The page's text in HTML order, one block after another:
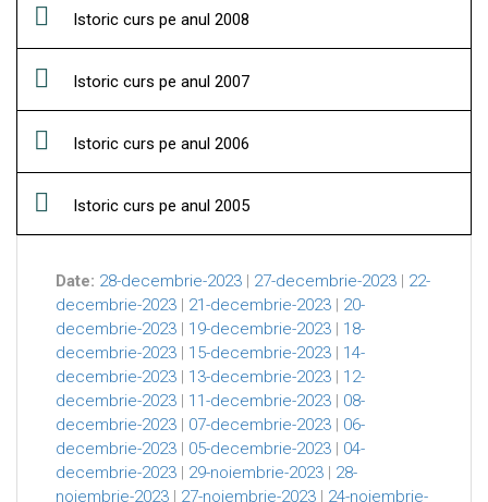
Istoric curs pe anul 2008
Istoric curs pe anul 2007
Istoric curs pe anul 2006
Istoric curs pe anul 2005
Date: 28-decembrie-2023 | 27-decembrie-2023 | 22-
decembrie-2023 | 21-decembrie-2023 | 20-
decembrie-2023 | 19-decembrie-2023 | 18-
decembrie-2023 | 15-decembrie-2023 | 14-
decembrie-2023 | 13-decembrie-2023 | 12-
decembrie-2023 | 11-decembrie-2023 | 08-
decembrie-2023 | 07-decembrie-2023 | 06-
decembrie-2023 | 05-decembrie-2023 | 04-
decembrie-2023 | 29-noiembrie-2023 | 28-
noiembrie-2023 | 27-noiembrie-2023 | 24-noiembrie-